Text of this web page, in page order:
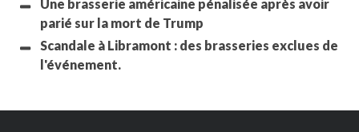
Une brasserie américaine pénalisée après avoir
parié sur la mort de Trump
Scandale à Libramont : des brasseries exclues de
l'événement.